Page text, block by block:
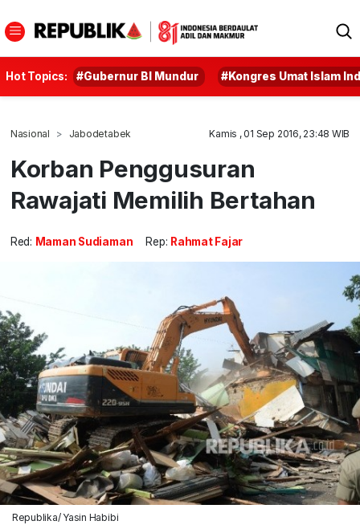
Hot Topics: #Gubernur BI Mundur #Kongres Umat Islam
Nasional Jabodetabek Kamis , 01 Sep 2016, 23:48 WIB
Korban Penggusuran
Rawajati Memilih Bertahan
Red: Maman Sudiaman Rep: Rahmat Fajar
Republika/ Yasin Habibi